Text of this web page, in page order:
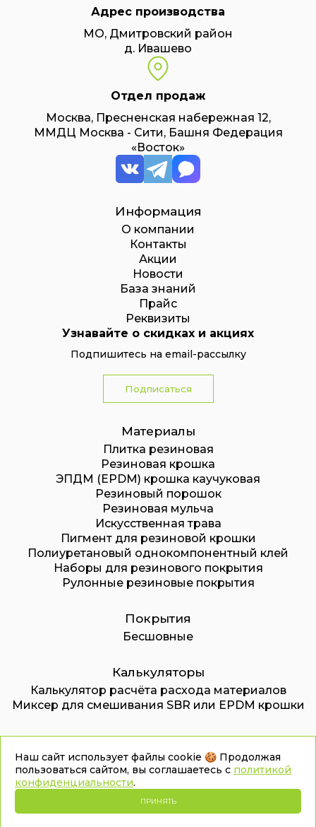
Адрес производства
МО, Дмитровский район
д. Ивашево
Отдел продаж
Москва, Пресненская набережная 12,
ММДЦ Москва - Сити, Башня Федерация
«Восток»
Информация
О компании
Контакты
Акции
Новости
База знаний
Прайс
Реквизиты
Узнавайте о скидках и акциях
Подпишитесь на email-рассылку
Подписаться
Материалы
Плитка резиновая
Резиновая крошка
ЭПДМ (EPDM) крошка каучуковая
Резиновый порошок
Резиновая мульча
Искусственная трава
Пигмент для резиновой крошки
Полиуретановый однокомпонентный клей
Наборы для резинового покрытия
Рулонные резиновые покрытия
Покрытия
Бесшовные
Калькуляторы
Калькулятор расчёта расхода материалов
Миксер для смешивания SBR или EPDM крошки
© 2026. ООО «Дмитровский завод
инновационных технологий»
Карта сайта
Политика конфиденциальности
Наш сайт использует файлы cookie 🍪 Продолжая
пользоваться сайтом, вы соглашаетесь с политикой
конфиденциальности.
ПРИНЯТЬ